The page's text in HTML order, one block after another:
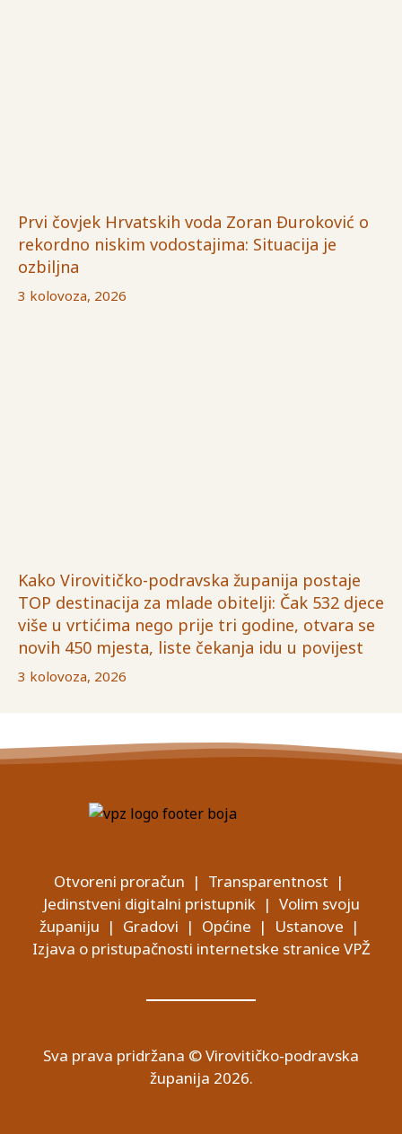
Prvi čovjek Hrvatskih voda Zoran Đuroković o
rekordno niskim vodostajima: Situacija je
ozbiljna
3 kolovoza, 2026
Kako Virovitičko-podravska županija postaje
TOP destinacija za mlade obitelji: Čak 532 djece
više u vrtićima nego prije tri godine, otvara se
novih 450 mjesta, liste čekanja idu u povijest
3 kolovoza, 2026
Otvoreni proračun | Transparentnost |
Jedinstveni digitalni pristupnik| Volim svoju
županiju | Gradovi | Općine | Ustanove |
Izjava o pristupačnosti internetske stranice VPŽ
Sva prava pridržana © Virovitičko-podravska
županija 2026.